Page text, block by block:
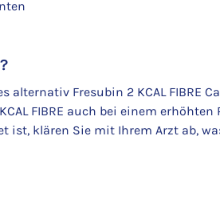
Fresubin 2 KCAL FIBRE
FIBRE auch bei einem
klären Sie mit Ihrem Arzt ab,